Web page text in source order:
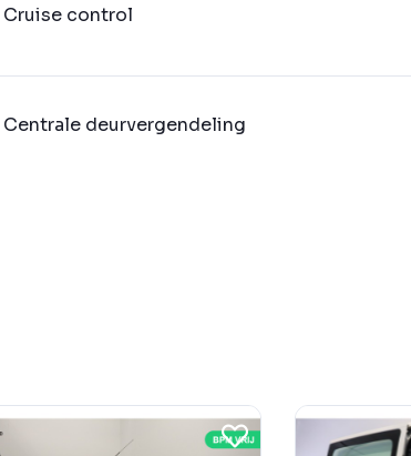
Cruise control
Centrale deurvergendeling